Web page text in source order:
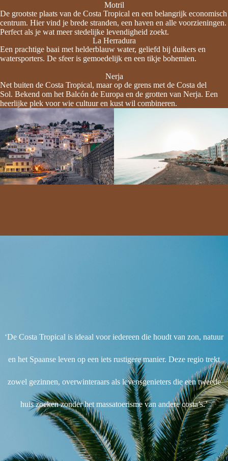
Motril
De grootste plaats van de Costa Tropical en een belangrijk economisch
centrum. Hier vind je brede stranden, een haven en alle voorzieningen.
Perfect als je wat meer stedelijke levendigheid zoekt.
La Herradura
Een prachtige baai met helderblauw water, geliefd bij duikers en
watersporters. De sfeer is gemoedelijk en een tikje bohemien.
Nerja
Net buiten de Costa Tropical, maar op de grens met de Costa del
Sol. Bekend om het Balcón de Europa en de grotten van Nerja. Een
heerlijke plek voor wie cultuur en kust wil combineren.
‘De Costa Tropical is ideaal voor iedereen die houdt van zon, natuur
en het Spaanse leven op een iets rustigere manier. Deze regio trekt
zowel gezinnen, overwinteraars als levensgenieters die een tweede
huis zoeken zonder het massatoerisme van andere costa’s.’